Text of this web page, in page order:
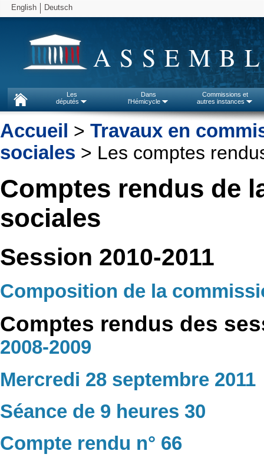
English Deutsch
Les
députés
Dans
l'Hémicycle
Commissions et
autres instances
Accueil > Travaux en
sociales > Les comptes
Comptes rendus de
sociales
Session 2010-2011
Composition de la
Comptes rendus des
2008-2009
Mercredi 28 septembre 2011
Séance de 9 heures 30
Compte rendu n° 66